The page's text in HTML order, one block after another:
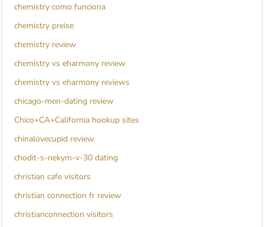
chemistry como funciona
chemistry preise
chemistry review
chemistry vs eharmony review
chemistry vs eharmony reviews
chicago-men-dating review
Chico+CA+California hookup sites
chinalovecupid review
chodit-s-nekym-v-30 dating
christian cafe visitors
christian connection fr review
christianconnection visitors